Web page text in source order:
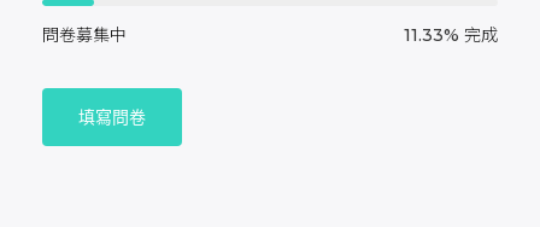
問卷募集中 11.33% 完成
填寫問卷